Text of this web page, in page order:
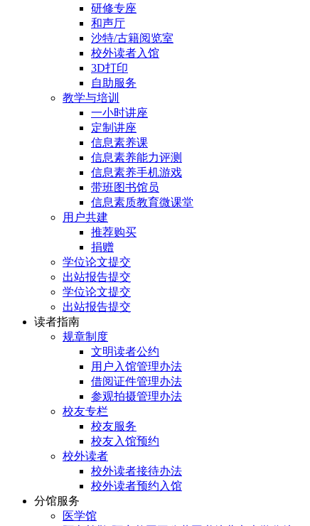
研修专座
和声厅
沙特/古籍阅览室
校外读者入馆
3D打印
自助服务
教学与培训
一小时讲座
定制讲座
信息素养课
信息素养能力评测
信息素养手机游戏
带班图书馆员
信息素质教育微课堂
用户共建
推荐购买
捐赠
学位论文提交
出站报告提交
学位论文提交
出站报告提交
读者指南
规章制度
文明读者公约
用户入馆管理办法
借阅证件管理办法
参观拍摄管理办法
校友专栏
校友服务
校友入馆预约
校外读者
校外读者接待办法
校外读者预约入馆
分馆服务
医学馆